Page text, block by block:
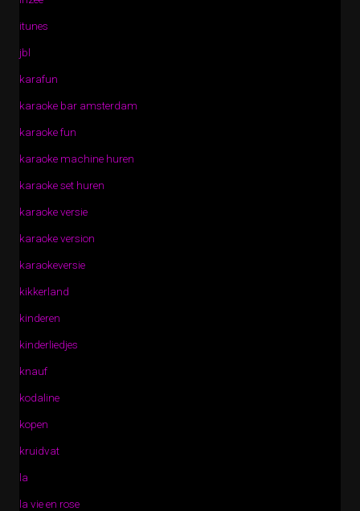
itunes
jbl
karafun
karaoke bar amsterdam
karaoke fun
karaoke machine huren
karaoke set huren
karaoke versie
karaoke version
karaokeversie
kikkerland
kinderen
kinderliedjes
knauf
kodaline
kopen
kruidvat
la
la vie en rose